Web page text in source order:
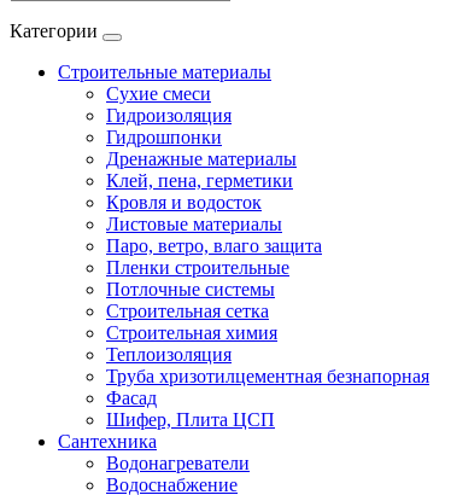
Категории
Строительные материалы
Сухие смеси
Гидроизоляция
Гидрошпонки
Дренажные материалы
Клей, пена, герметики
Кровля и водосток
Листовые материалы
Паро, ветро, влаго защита
Пленки строительные
Потлочные системы
Строительная сетка
Строительная химия
Теплоизоляция
Труба хризотилцементная безнапорная
Фасад
Шифер, Плита ЦСП
Сантехника
Водонагреватели
Водоснабжение